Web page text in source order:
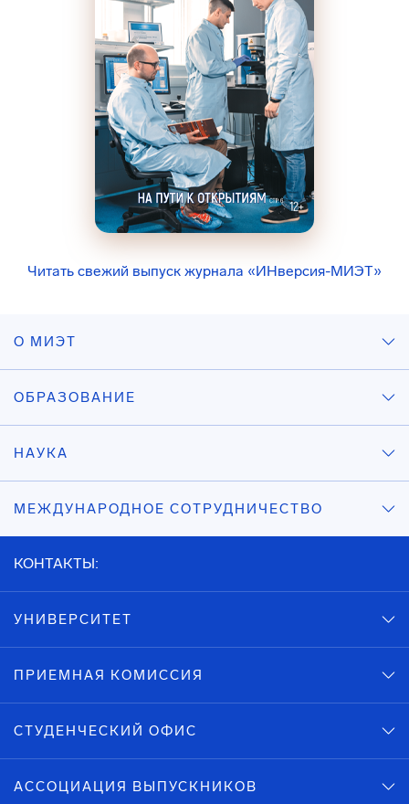
Читать свежий выпуск журнала «ИНверсия-МИЭТ»
О МИЭТ
ОБРАЗОВАНИЕ
НАУКА
МЕЖДУНАРОДНОЕ СОТРУДНИЧЕСТВО
КОНТАКТЫ:
УНИВЕРСИТЕТ
ПРИЕМНАЯ КОМИССИЯ
СТУДЕНЧЕСКИЙ ОФИС
АССОЦИАЦИЯ ВЫПУСКНИКОВ